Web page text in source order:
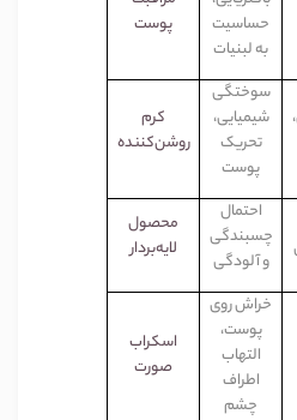
حساسیت
به لبنیات
پوست
سوختگی
شیمیایی،
تحریک
پوست
کرم
روشن‌کننده
احتمال
چسبندگی
و آلودگی
محصول
لایه‌بردار
خراش روی
پوست،
التهاب
اطراف
چشم
اسکراب
صورت